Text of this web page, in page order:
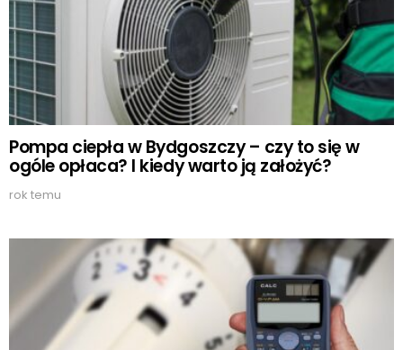
Pompa ciepła w Bydgoszczy – czy to się w
ogóle opłaca? I kiedy warto ją założyć?
rok temu